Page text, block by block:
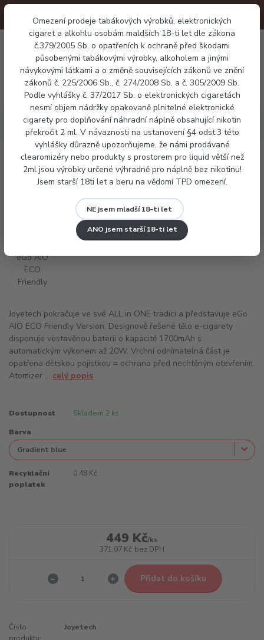
Omezení prodeje tabákových výrobků, elektronických
cigaret a alkohlu osobám maldších 18-ti let dle zákona
č.379/2005 Sb. o opatřeních k ochraně před škodami
působenými tabákovými výrobky, alkoholem a jinými
návykovými látkami a o změně souvisejících zákonů ve znění
zákonů č. 225/2006 Sb., č. 274/2008 Sb. a č. 305/2009 Sb.
Podle vyhlášky č. 37/2017 Sb. o elektronických cigaretách
nesmí objem nádržky opakovaně plnitelné elektronické
cigarety pro doplňování náhradní náplně obsahující nikotin
překročit 2 ml. V návaznosti na ustanovení §4 odst.3 této
vyhlášky důrazně upozorňujeme, že námi prodávané
clearomizéry nebo produkty s prostorem pro liquid větší než
2ml jsou výrobky určené výhradně pro náplně bez nikotinu!
Jsem starší 18ti let a beru na vědomí TPD omezení.
NE jsem mladší 18-ti let
ANO jsem starší 18-ti let
Menu
0 Kč
Elektronické cigarety Joyetech eGo AIO ECO Friendly Version
Joyetech eGo AIO ECO Friendly Version
Joyetech pokračuje ve své ALL in ONE tradici a představuje eGo
AIO ECO Friendly Version. Designově řešené tělo e-cigarety
disponuje vestavěnou baterii o kapacitě 1700mAh s
automatickým výkonem až 20W. Vrchní odnímatelná část je
opatřena dětskou pojistkou = ochrana před nechtěným otevřením.
Atomizer ... celý popis
Dostupnost Skladem 2 ks
Barva
Recyklační
poplatek
0,48 Kč
449 Kč/ks
371,07 Kč bez DPH
Přidat do košíku
Číslo
Joyetech